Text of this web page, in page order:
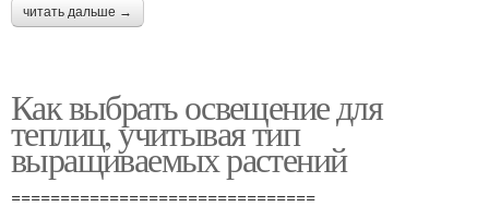
читать дальше →
Как выбрать освещение для
теплиц, учитывая тип
выращиваемых растений
===============================